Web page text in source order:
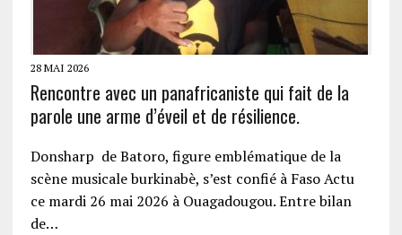
28 MAI 2026
Rencontre avec un panafricaniste qui fait de la
parole une arme d’éveil et de résilience.
Donsharp de Batoro, figure emblématique de la
scène musicale burkinabè, s’est confié à Faso Actu
ce mardi 26 mai 2026 à Ouagadougou. Entre bilan
de…